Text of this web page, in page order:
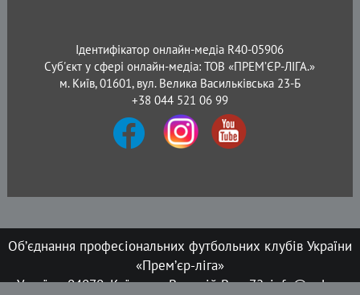
Ідентифікатор онлайн-медіа R40-05906
Суб'єкт у сфері онлайн-медіа: ТОВ «ПРЕМ’ЄР-ЛІГА.»
м. Київ, 01601, вул. Велика Васильківська 23-Б
+38 044 521 06 99
Об’єднання професіональних футбольних клубів України
«Прем’єр-ліга»
Україна, 04070, Київ, вул. Верхній Вал, 72, info@upl.ua